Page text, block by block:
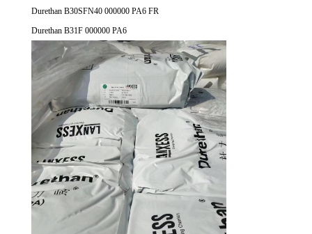
Durethan B30SFN40 000000 PA6 FR
Durethan B31F 000000 PA6